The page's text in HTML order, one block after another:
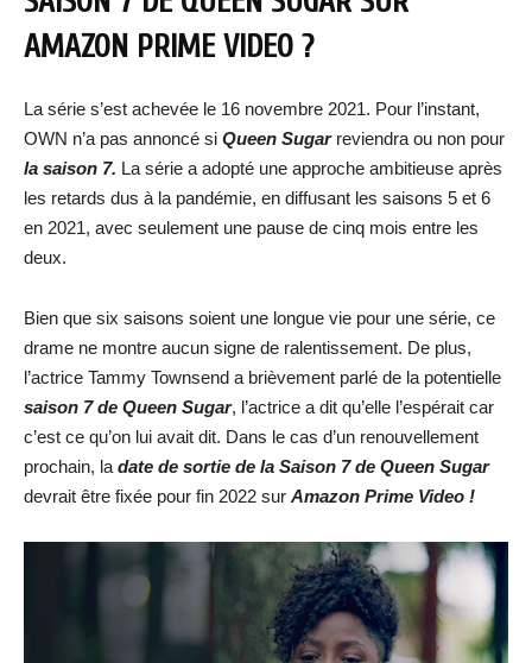
AMAZON PRIME VIDEO ?
La série s’est achevée le 16 novembre 2021. Pour l’instant,
OWN n’a pas annoncé si Queen Sugar reviendra ou non pour
la saison 7. La série a adopté une approche ambitieuse après
les retards dus à la pandémie, en diffusant les saisons 5 et 6
en 2021, avec seulement une pause de cinq mois entre les
deux.
Bien que six saisons soient une longue vie pour une série, ce
drame ne montre aucun signe de ralentissement. De plus,
l’actrice Tammy Townsend a brièvement parlé de la potentielle
saison 7 de Queen Sugar, l’actrice a dit qu’elle l’espérait car
c’est ce qu’on lui avait dit. Dans le cas d’un renouvellement
prochain, la date de sortie de la Saison 7 de Queen Sugar
devrait être fixée pour fin 2022 sur Amazon Prime Video !